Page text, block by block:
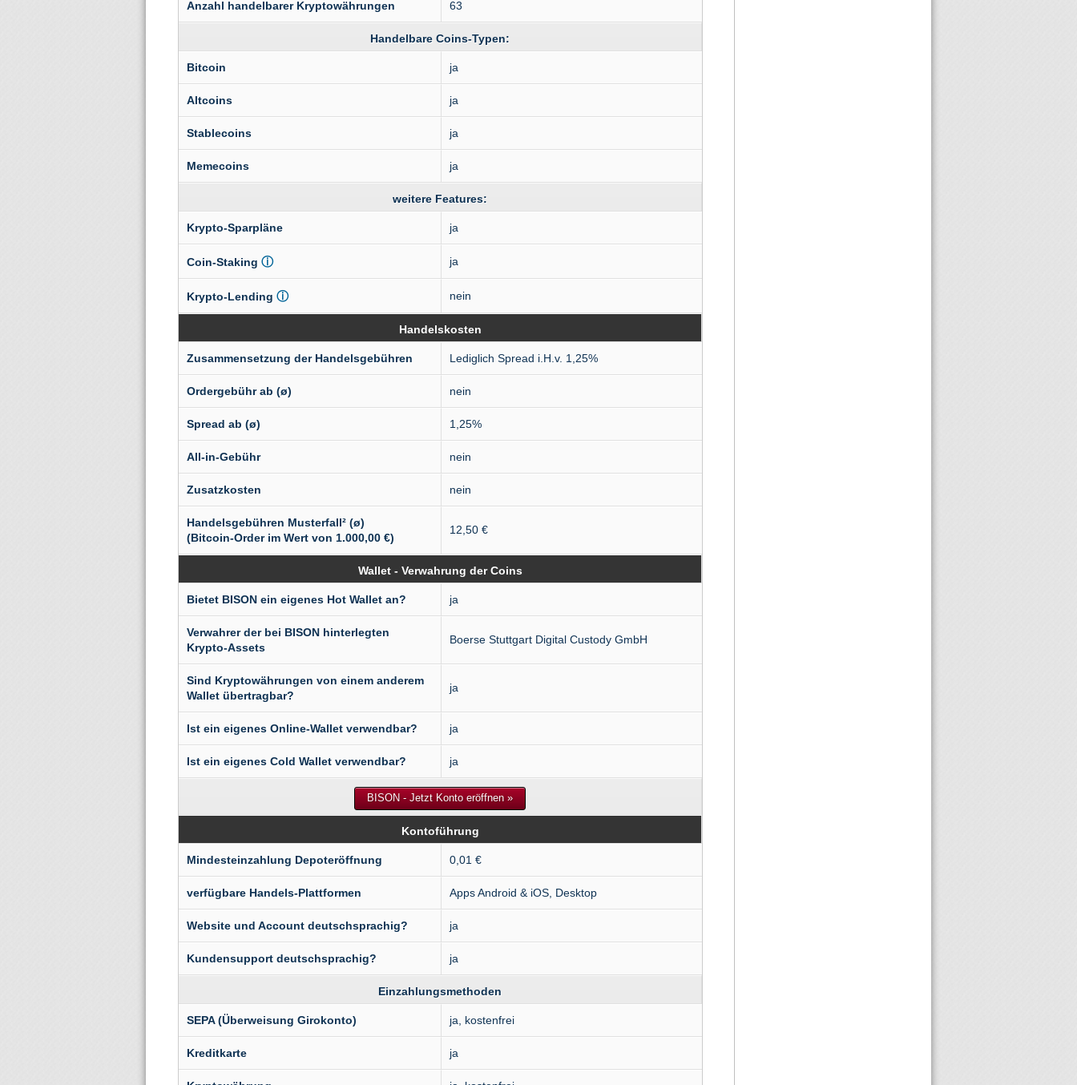
Anzahl handelbarer Kryptowährungen 63
Handelbare Coins-Typen:
Bitcoin ja
Altcoins ja
Stablecoins ja
Memecoins ja
weitere Features:
Krypto-Sparpläne ja
Coin-Staking ⓘ ja
Krypto-Lending ⓘ nein
Handelskosten
Zusammensetzung der Handelsgebühren Lediglich Spread i.H.v. 1,25%
Ordergebühr ab (ø) nein
Spread ab (ø) 1,25%
All-in-Gebühr nein
Zusatzkosten nein
Handelsgebühren Musterfall² (ø)
(Bitcoin-Order im Wert von 1.000,00 €)
12,50 €
Wallet - Verwahrung der Coins
Bietet BISON ein eigenes Hot Wallet an? ja
Verwahrer der bei BISON hinterlegten
Krypto-Assets
Boerse Stuttgart Digital Custody GmbH
Sind Kryptowährungen von einem anderem
Wallet übertragbar?
ja
Ist ein eigenes Online-Wallet verwendbar? ja
Ist ein eigenes Cold Wallet verwendbar? ja
BISON - Jetzt Konto eröffnen »
Kontoführung
Mindesteinzahlung Depoteröffnung 0,01 €
verfügbare Handels-Plattformen Apps Android & iOS, Desktop
Website und Account deutschsprachig? ja
Kundensupport deutschsprachig? ja
Einzahlungsmethoden
SEPA (Überweisung Girokonto) ja, kostenfrei
Kreditkarte ja